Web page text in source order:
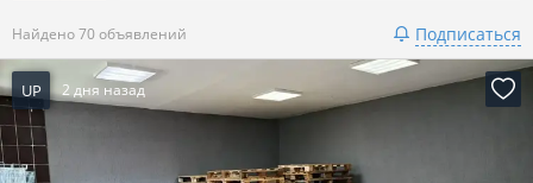
Показать 70 объявлений
Найдено 70 объявлений Подписаться
UP 2 дня назад